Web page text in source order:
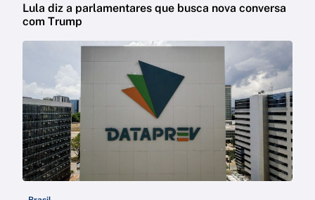
Lula diz a parlamentares que busca nova conversa
com Trump